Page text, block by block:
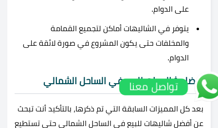
على الدوام.
يتوفر في الشاليهات أماكن لتجميع القمامة
والمخلفات حتى يكون المشروع في صورة لائقة على
الدوام.
أفضل شاليهات للبيع في الساحل الشمالي
بعد كل المميزات السابقة التي تم ذكرها، بالتأكيد أنت تبحث
عن أفضل شاليهات للبيع في الساحل الشمالي حتى تستطيع
تواصل معنا